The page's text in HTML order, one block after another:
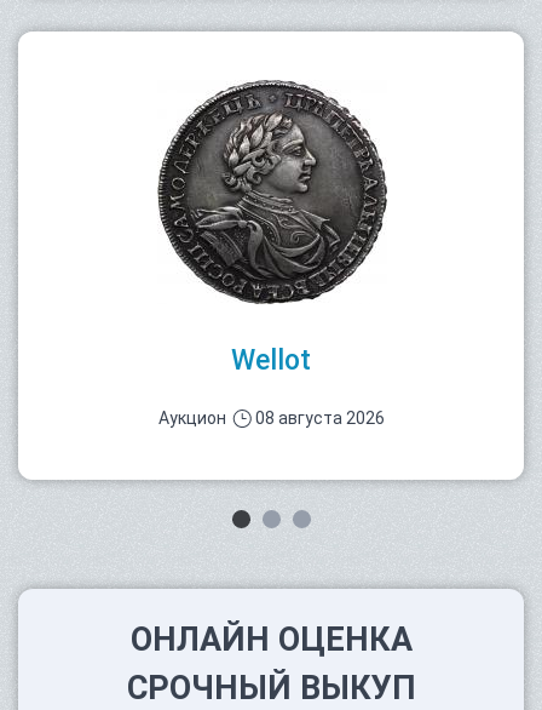
Wellot
Аукцион 08 августа 2026
ОНЛАЙН ОЦЕНКА
СРОЧНЫЙ ВЫКУП